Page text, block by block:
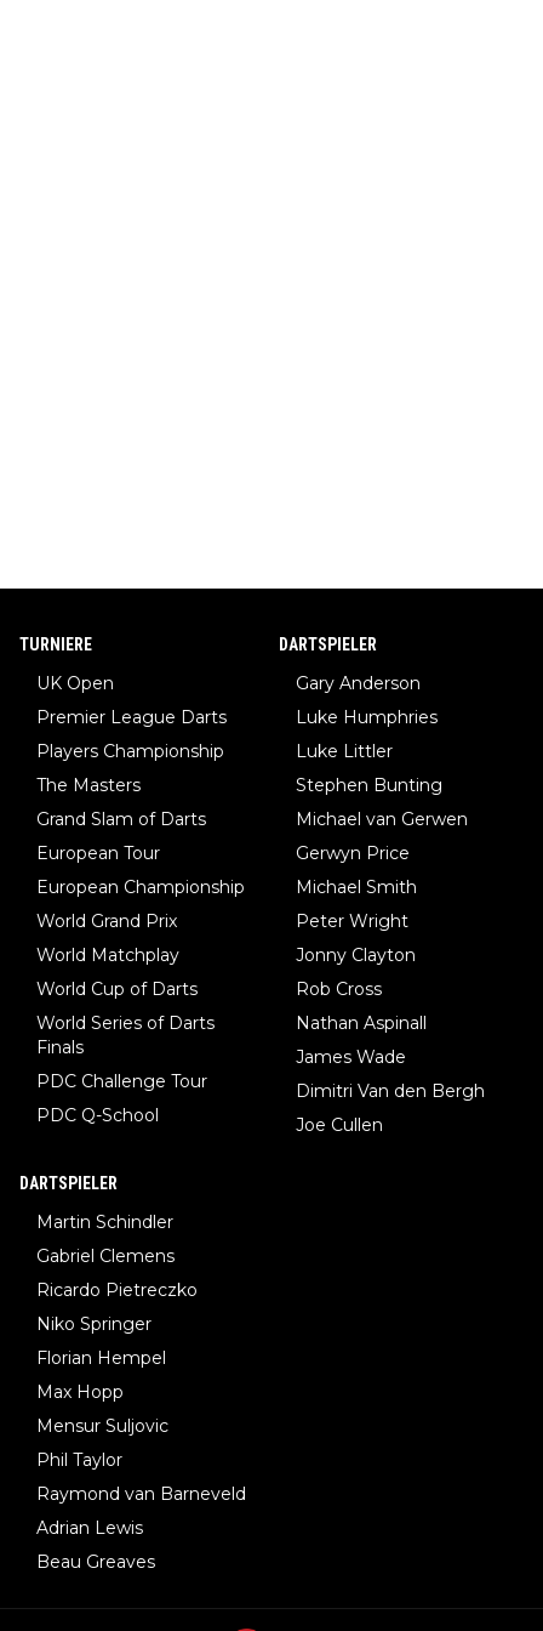
TURNIERE
UK Open
Premier League Darts
Players Championship
The Masters
Grand Slam of Darts
European Tour
European Championship
World Grand Prix
World Matchplay
World Cup of Darts
World Series of Darts
Finals
PDC Challenge Tour
PDC Q-School
DARTSPIELER
Gary Anderson
Luke Humphries
Luke Littler
Stephen Bunting
Michael van Gerwen
Gerwyn Price
Michael Smith
Peter Wright
Jonny Clayton
Rob Cross
Nathan Aspinall
James Wade
Dimitri Van den Bergh
Joe Cullen
DARTSPIELER
Martin Schindler
Gabriel Clemens
Ricardo Pietreczko
Niko Springer
Florian Hempel
Max Hopp
Mensur Suljovic
Phil Taylor
Raymond van Barneveld
Adrian Lewis
Beau Greaves